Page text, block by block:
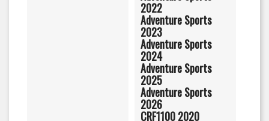
2022
Adventure Sports
2023
Adventure Sports
2024
Adventure Sports
2025
Adventure Sports
2026
CRF1100 2020